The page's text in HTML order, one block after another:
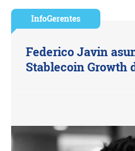
InfoGerentes
Federico Javin
Stablecoin Growth